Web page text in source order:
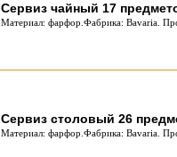
Сервиз чайный 17
Материал: фарфор.Фабрика: Bavaria.
Сервиз столовый 26
Материал: фарфор.Фабрика: Bavaria.